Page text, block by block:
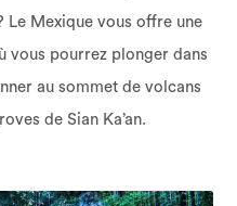
Le Mexique vous offre une
vous pourrez plonger dans
au sommet de volcans
de Sian Ka’an.